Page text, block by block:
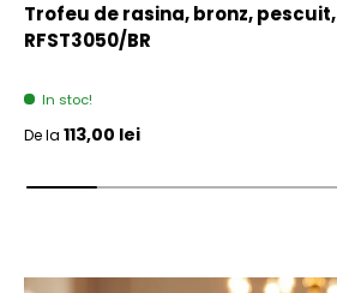
Trofeu de rasina, bronz, pescuit,
RFST3050/BR
In stoc!
Pret initial
De la 113,00 lei